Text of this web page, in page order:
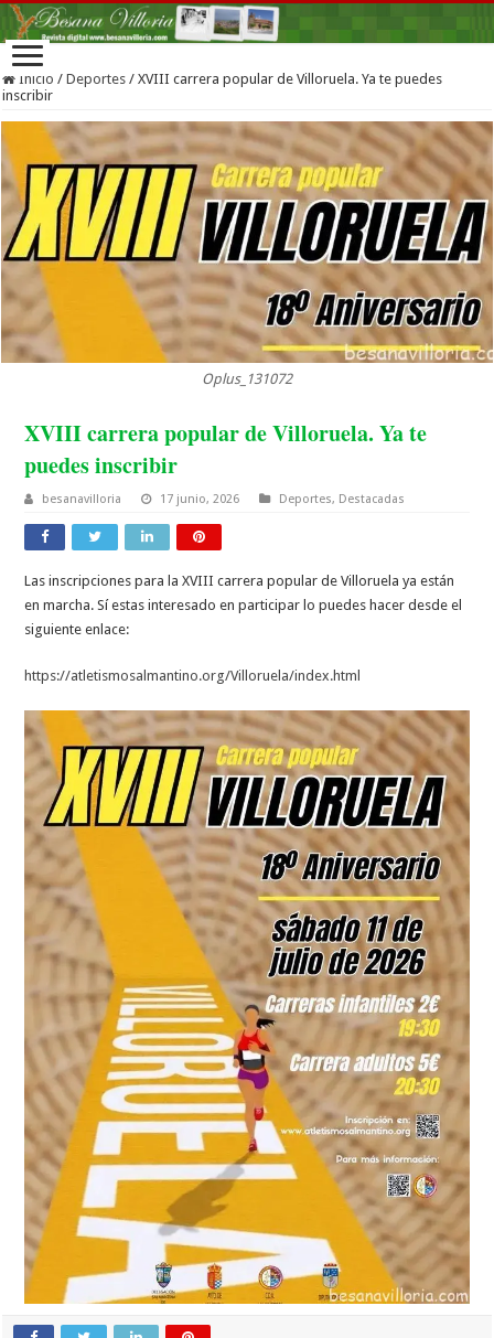
Inicio / Deportes / XVIII carrera popular de Villoruela. Ya te puedes
inscribir
Oplus_131072
XVIII carrera popular de Villoruela. Ya te
puedes inscribir
besanavilloria 17 junio, 2026 Deportes, Destacadas
Las inscripciones para la XVIII carrera popular de Villoruela ya están
en marcha. Sí estas interesado en participar lo puedes hacer desde el
siguiente enlace:
https://atletismosalmantino.org/Villoruela/index.html